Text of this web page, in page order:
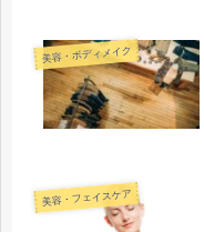
美容・ボディメイク
美容・フェイスケア